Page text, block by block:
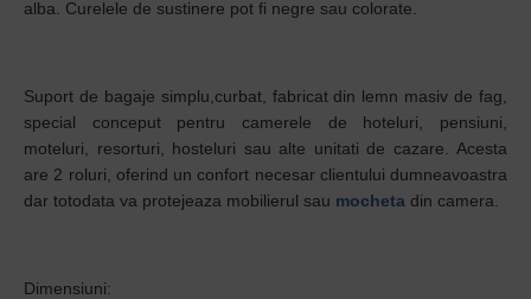
alba. Curelele de sustinere pot fi negre sau colorate.
Suport de bagaje simplu,curbat, fabricat din lemn masiv de fag,
special conceput pentru camerele de hoteluri, pensiuni,
moteluri, resorturi, hosteluri sau alte unitati de cazare. Acesta
are 2 roluri, oferind un confort necesar clientului dumneavoastra
dar totodata va protejeaza mobilierul sau mocheta din camera.
Dimensiuni: